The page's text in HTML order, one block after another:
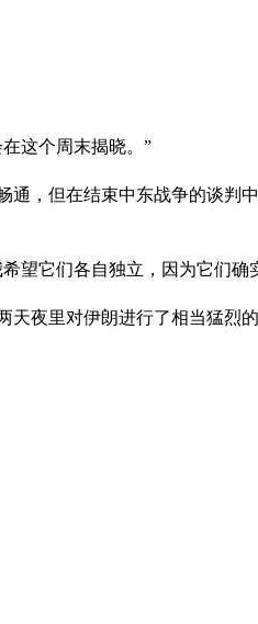
这个周末揭晓。”
，但在结束中东战争的谈判中
望它们各自独立，因为它们确
夜里对伊朗进行了相当猛烈